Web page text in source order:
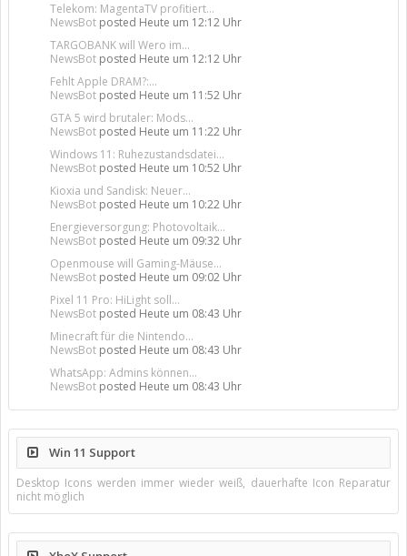
Telekom: MagentaTV profitiert...
NewsBot posted Heute um 12:12 Uhr
TARGOBANK will Wero im...
NewsBot posted Heute um 12:12 Uhr
Fehlt Apple DRAM?:...
NewsBot posted Heute um 11:52 Uhr
GTA 5 wird brutaler: Mods...
NewsBot posted Heute um 11:22 Uhr
Windows 11: Ruhezustandsdatei...
NewsBot posted Heute um 10:52 Uhr
Kioxia und Sandisk: Neuer...
NewsBot posted Heute um 10:22 Uhr
Energieversorgung: Photovoltaik...
NewsBot posted Heute um 09:32 Uhr
Openmouse will Gaming-Mäuse...
NewsBot posted Heute um 09:02 Uhr
Pixel 11 Pro: HiLight soll...
NewsBot posted Heute um 08:43 Uhr
Minecraft für die Nintendo...
NewsBot posted Heute um 08:43 Uhr
WhatsApp: Admins können...
NewsBot posted Heute um 08:43 Uhr
Win 11 Support
Desktop Icons werden immer wieder weiß, dauerhafte Icon Reparatur
nicht möglich